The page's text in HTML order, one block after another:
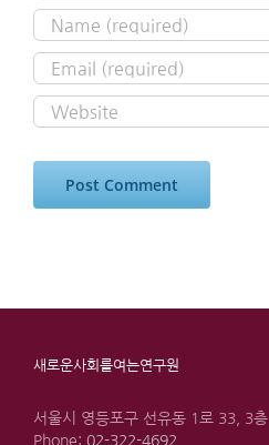
새로운사회를여는연구원
서울시 영등포구 선유동 1로 33, 3층
Phone: 02-322-4692